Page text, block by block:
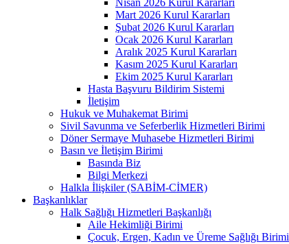
Mart 2026 Kurul Kararları
Şubat 2026 Kurul Kararları
Ocak 2026 Kurul Kararları
Aralık 2025 Kurul Kararları
Kasım 2025 Kurul Kararları
Ekim 2025 Kurul Kararları
Hasta Başvuru Bildirim Sistemi
İletişim
Hukuk ve Muhakemat Birimi
Sivil Savunma ve Seferberlik Hizmetleri Birimi
Döner Sermaye Muhasebe Hizmetleri Birimi
Basın ve İletişim Birimi
Basında Biz
Bilgi Merkezi
Halkla İlişkiler (SABİM-CİMER)
Başkanlıklar
Halk Sağlığı Hizmetleri Başkanlığı
Aile Hekimliği Birimi
Çocuk, Ergen, Kadın ve Üreme Sağlığı Birimi